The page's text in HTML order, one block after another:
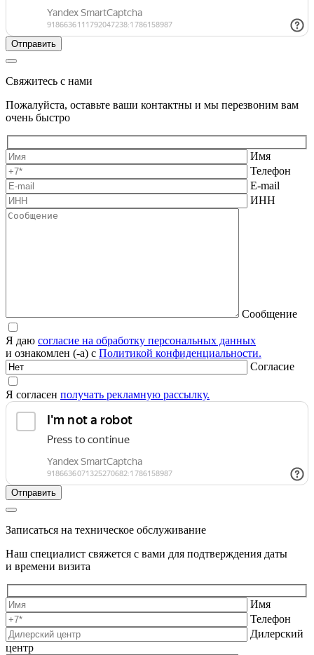
Свяжитесь с нами
Пожалуйста, оставьте ваши контактны и мы перезвоним вам
очень быстро
Имя
Телефон
E-mail
ИНН
Сообщение
Я даю согласие на обработку персональных данных
и ознакомлен (-а) с Политикой конфиденциальности.
Согласие
Я согласен получать рекламную рассылку.
Записаться на техническое обслуживание
Наш специалист свяжется с вами для подтверждения даты
и времени визита
Имя
Телефон
Дилерский
центр